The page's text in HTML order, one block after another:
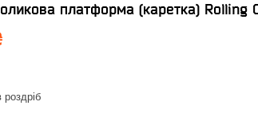
платформа (каретка) Rolling